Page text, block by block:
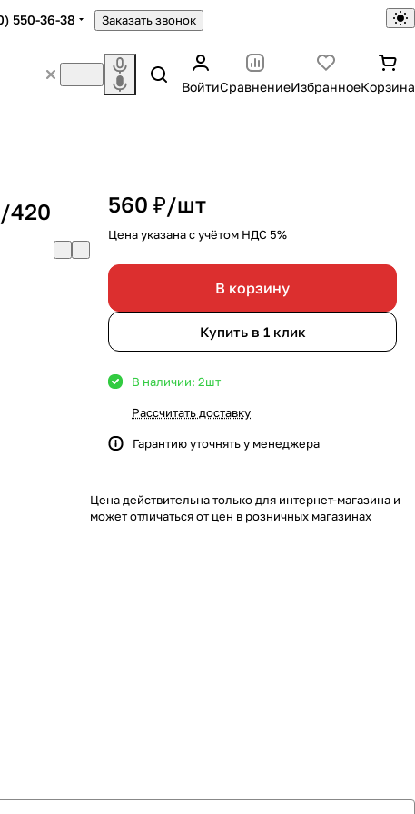
550-36-38 Заказать звонок
ВойтиСравнениеИзбранноеКорзина
420
560 ₽/шт
Цена указана с учётом НДС 5%
В корзину
Купить в 1 клик
В наличии: 2шт
Рассчитать доставку
Гарантию уточнять у менеджера
Цена действительна только для интернет-магазина и
может отличаться от цен в розничных магазинах